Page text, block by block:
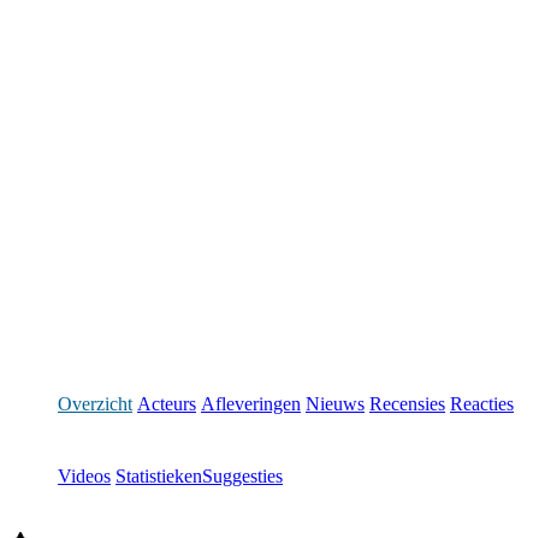
Overzicht Acteurs Afleveringen Nieuws Recensies Reacties
Videos StatistiekenSuggesties